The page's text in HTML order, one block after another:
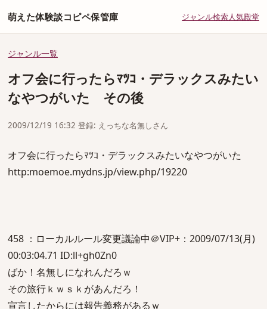
萌えた体験談コピペ保管庫 ジャンル検索人気殿堂
ジャンル一覧
オフ会に行ったらﾏﾂｺ・デラックスみたい
なやつがいた その後
2009/12/19 16:32 登録: えっちな名無しさん
オフ会に行ったらﾏﾂｺ・デラックスみたいなやつがいた
http:moemoe.mydns.jp/view.php/19220
458 ：ローカルルール変更議論中＠VIP+：2009/07/13(月)
00:03:04.71 ID:ll+gh0Zn0
ばか！名無しになれんだろｗ
その旅行ｋｗｓｋがあんだろ！
宣言したからには報告義務があるｗ